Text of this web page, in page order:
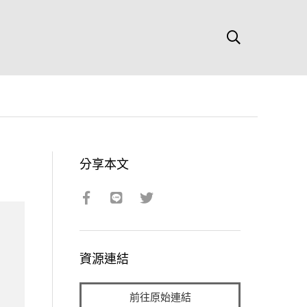
分享本文
資源連結
前往原始連結